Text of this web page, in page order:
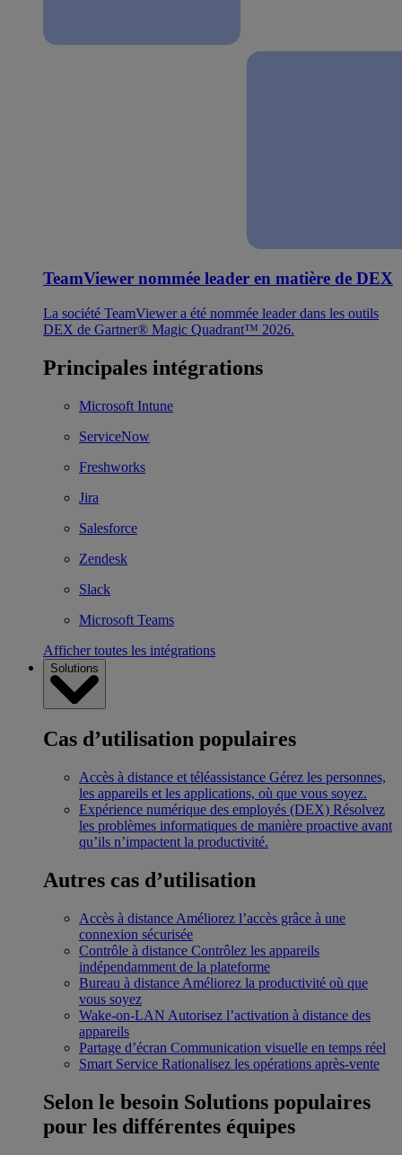
TeamViewer nommée leader en matière de DEX
La société TeamViewer a été nommée leader dans les outils
DEX de Gartner® Magic Quadrant™ 2026.
Principales intégrations
Microsoft Intune
ServiceNow
Freshworks
Jira
Salesforce
Zendesk
Slack
Microsoft Teams
Afficher toutes les intégrations
Solutions
Cas d’utilisation populaires
Accès à distance et téléassistance Gérez les personnes,
les appareils et les applications, où que vous soyez.
Expérience numérique des employés (DEX) Résolvez
les problèmes informatiques de manière proactive avant
qu’ils n’impactent la productivité.
Autres cas d’utilisation
Accès à distance Améliorez l’accès grâce à une
connexion sécurisée
Contrôle à distance Contrôlez les appareils
indépendamment de la plateforme
Bureau à distance Améliorez la productivité où que
vous soyez
Wake-on-LAN Autorisez l’activation à distance des
appareils
Partage d’écran Communication visuelle en temps réel
Smart Service Rationalisez les opérations après-vente
Selon le besoin Solutions populaires
pour les différentes équipes